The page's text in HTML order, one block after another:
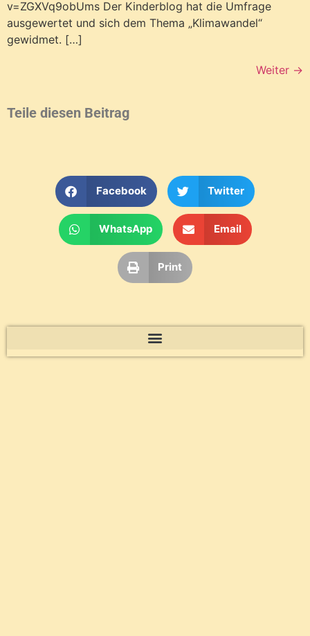
v=ZGXVq9obUms Der Kinderblog hat die Umfrage
ausgewertet und sich dem Thema „Klimawandel“
gewidmet. […]
Weiter →
Teile diesen Beitrag
Facebook Twitter
WhatsApp Email
Print